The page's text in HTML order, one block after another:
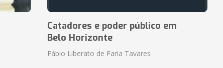
Catadores e poder público em
Belo Horizonte
Fábio Liberato de Faria Tavares